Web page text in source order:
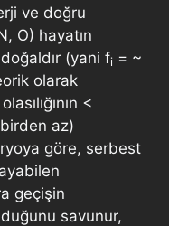
ve doğru
O) hayatın
(yani fi = ~
olarak
<
az)
göre, serbest
geçişin
savunur,